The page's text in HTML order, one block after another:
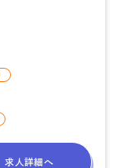
求人詳細へ